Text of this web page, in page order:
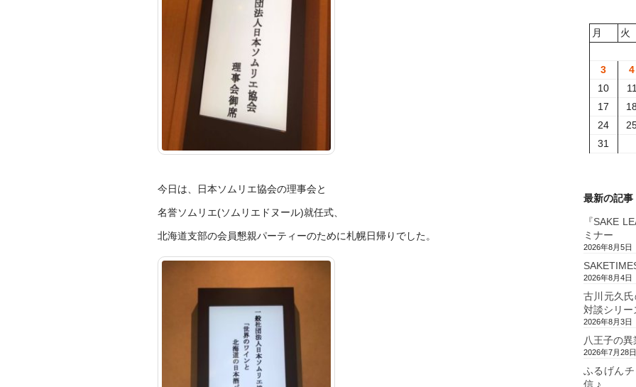
今日は、日本ソムリエ協会の理事会と
名誉ソムリエ(ソム リエドヌール)就任式、
北海道支部の会員懇親パーティーのために札幌日帰りでした。
月 火
3
4
10
11
17
18
24
31
最新の記事
『SAKE
ミナー
2026年8月5日
2026年8月4日
古川元久
対談シリー
2026年8月3日
八王子の
2026年7月28日
ふるげん
信 ♪